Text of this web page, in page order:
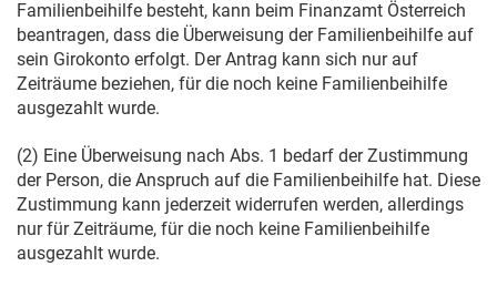
Familienbeihilfe besteht, kann beim Finanzamt Österreich
beantragen, dass die Überweisung der Familienbeihilfe auf
sein Girokonto erfolgt. Der Antrag kann sich nur auf
Zeiträume beziehen, für die noch keine Familienbeihilfe
ausgezahlt wurde.
(2) Eine Überweisung nach Abs. 1 bedarf der Zustimmung
der Person, die Anspruch auf die Familienbeihilfe hat. Diese
Zustimmung kann jederzeit widerrufen werden, allerdings
nur für Zeiträume, für die noch keine Familienbeihilfe
ausgezahlt wurde.